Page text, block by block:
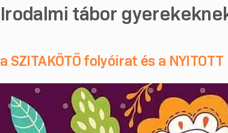
Irodalmi tábor
a SZITAKÖTŐ folyóirat és a